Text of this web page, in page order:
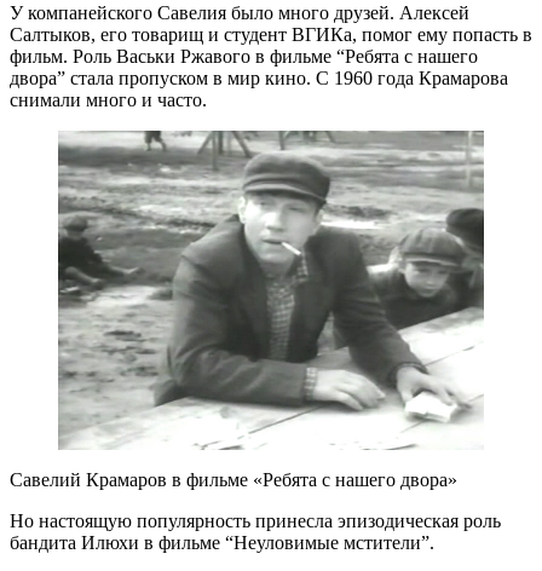
У компанейского Савелия было много друзей. Алексей
Салтыков, его товарищ и студент ВГИКа, помог ему попасть в
фильм. Роль Васьки Ржавого в фильме “Ребята с нашего
двора” стала пропуском в мир кино. С 1960 года Крамарова
снимали много и часто.
Савелий Крамаров в фильме «Ребята с нашего двора»
Но настоящую популярность принесла эпизодическая роль
бандита Илюхи в фильме “Неуловимые мстители”.